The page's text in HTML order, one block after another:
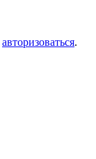
авторизоваться.